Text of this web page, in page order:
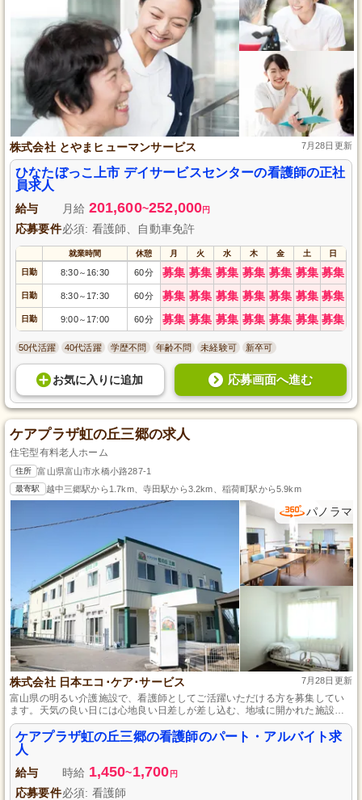
株式会社 とやまヒューマンサービス 7月28日更新
ひなたぼっこ上市 デイサービスセンターの看護師の正社
員求人
給与 月給 201,600~252,000円
応募要件必須: 看護師、自動車免許
就業時間 休憩 月 火 水 木 金 土 日
日勤 8:30～ 16:30 60分 募集 募集 募集 募集 募集 募集 募集
日勤 8:30～ 17:30 60分 募集 募集 募集 募集 募集 募集 募集
日勤 9:00～ 17:00 60分 募集 募集 募集 募集 募集 募集 募集
50代活躍 40代活躍 学歴不問 年齢不問 未経験可 新卒可
お気に入り に追加 応募画面へ進む
ケアプラザ虹の丘三郷の求人
住宅型有料老人ホーム
住所 富山県富山市水橋小路287-1
最寄駅 越中三郷駅から1.7km、寺田駅から3.2km、稲荷町駅から5.9km
パノラマ
株式会社 日本エコ･ケア･サービス 7月28日更新
富山県の明るい介護施設で、看護師としてご活躍いただける方を募集してい
ます。天気の良い日には心地良い日差しが差し込む、地域に開かれた施設
で、ご利用者さまの体調管理や生活看護をお任せします。経験や資格を活か
し、ご利用者さまとスタッフ両方への安心感を提供する重要な役割を担って
いただきます。日勤のみで勤務時間は柔軟に対応しますので、無理なく働け
る環境です。あなたの温かい支援をお待ちしています。
ケアプラザ虹の丘三郷の看護師のパート・アルバイト求
人
給与 時給 1,450~1,700 円
応募要件必須: 看護師